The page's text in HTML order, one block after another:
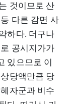
것이므로 산
다른 감면 사
하다. 더구나
공시지가가
있으므로 이
당액만큼 당
자군과 비수